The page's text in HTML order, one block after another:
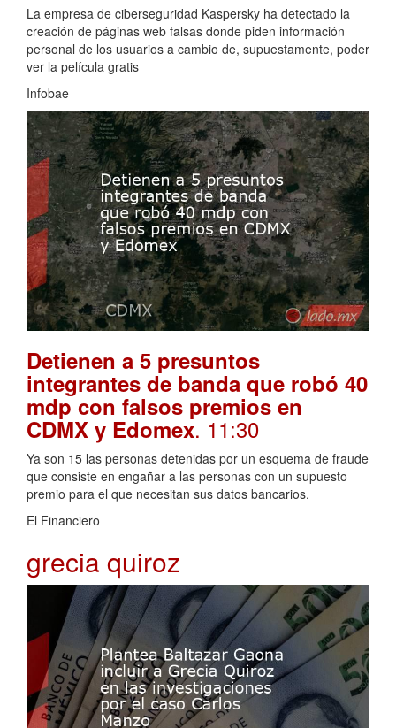
La empresa de ciberseguridad Kaspersky ha detectado la
creación de páginas web falsas donde piden información
personal de los usuarios a cambio de, supuestamente, poder
ver la película gratis
Infobae
Detienen a 5 presuntos
integrantes de banda que robó 40
mdp con falsos premios en
CDMX y Edomex. 11:30
Ya son 15 las personas detenidas por un esquema de fraude
que consiste en engañar a las personas con un supuesto
premio para el que necesitan sus datos bancarios.
El Financiero
grecia quiroz